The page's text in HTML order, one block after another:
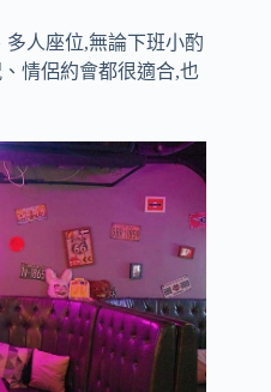
人座位,無論下班小酌
情侶約會都很適合,也